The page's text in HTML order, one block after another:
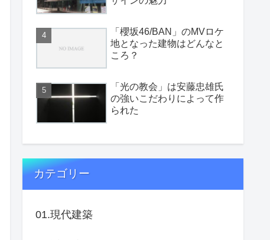
「櫻坂46/BAN」のMVロケ
地となった建物はどんなと
ころ？
「光の教会」は安藤忠雄氏
の強いこだわりによって作
られた
カテゴリー
01.現代建築